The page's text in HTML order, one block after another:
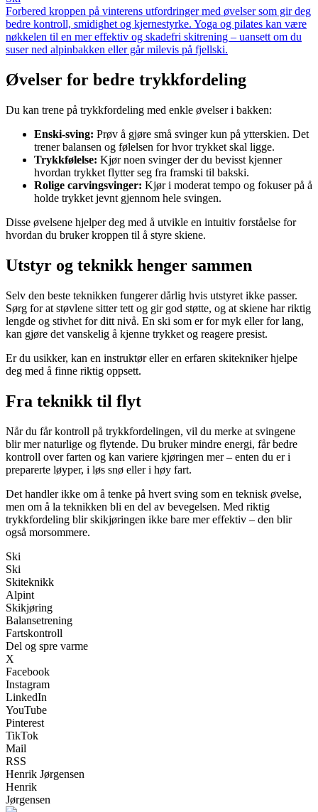
Forbered kroppen på vinterens utfordringer med øvelser som gir deg
bedre kontroll, smidighet og kjernestyrke. Yoga og pilates kan være
nøkkelen til en mer effektiv og skadefri skitrening – uansett om du
suser ned alpinbakken eller går milevis på fjellski.
Øvelser for bedre trykkfordeling
Du kan trene på trykkfordeling med enkle øvelser i bakken:
Enski-sving: Prøv å gjøre små svinger kun på ytterskien. Det
trener balansen og følelsen for hvor trykket skal ligge.
Trykkfølelse: Kjør noen svinger der du bevisst kjenner
hvordan trykket flytter seg fra framski til bakski.
Rolige carvingsvinger: Kjør i moderat tempo og fokuser på å
holde trykket jevnt gjennom hele svingen.
Disse øvelsene hjelper deg med å utvikle en intuitiv forståelse for
hvordan du bruker kroppen til å styre skiene.
Utstyr og teknikk henger sammen
Selv den beste teknikken fungerer dårlig hvis utstyret ikke passer.
Sørg for at støvlene sitter tett og gir god støtte, og at skiene har riktig
lengde og stivhet for ditt nivå. En ski som er for myk eller for lang,
kan gjøre det vanskelig å kjenne trykket og reagere presist.
Er du usikker, kan en instruktør eller en erfaren skitekniker hjelpe
deg med å finne riktig oppsett.
Fra teknikk til flyt
Når du får kontroll på trykkfordelingen, vil du merke at svingene
blir mer naturlige og flytende. Du bruker mindre energi, får bedre
kontroll over farten og kan variere kjøringen mer – enten du er i
preparerte løyper, i løs snø eller i høy fart.
Det handler ikke om å tenke på hvert sving som en teknisk øvelse,
men om å la teknikken bli en del av bevegelsen. Med riktig
trykkfordeling blir skikjøringen ikke bare mer effektiv – den blir
også morsommere.
Ski
Ski
Skiteknikk
Alpint
Skikjøring
Balansetrening
Fartskontroll
Del og spre varme
X
Facebook
Instagram
LinkedIn
YouTube
Pinterest
TikTok
Mail
RSS
Henrik Jørgensen
Henrik
Jørgensen